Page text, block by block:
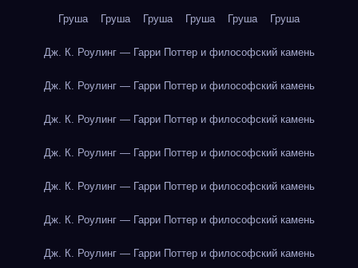
Груша Груша Груша Груша Груша Груша
Дж. К. Роулинг — Гарри Поттер и философский камень
Дж. К. Роулинг — Гарри Поттер и философский камень
Дж. К. Роулинг — Гарри Поттер и философский камень
Дж. К. Роулинг — Гарри Поттер и философский камень
Дж. К. Роулинг — Гарри Поттер и философский камень
Дж. К. Роулинг — Гарри Поттер и философский камень
Дж. К. Роулинг — Гарри Поттер и философский камень